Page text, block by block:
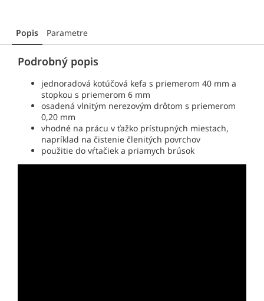
Popis Parametre
Podrobný popis
jednoradová kotúčová kefa s priemerom 40 mm a
stopkou s priemerom 6 mm
osadená vlnitým nerezovým drôtom s priemerom
0,20 mm
vhodné na prácu v ťažko prístupných miestach,
napríklad na čistenie členitých povrchov
použitie do vŕtačiek a priamych brúsok